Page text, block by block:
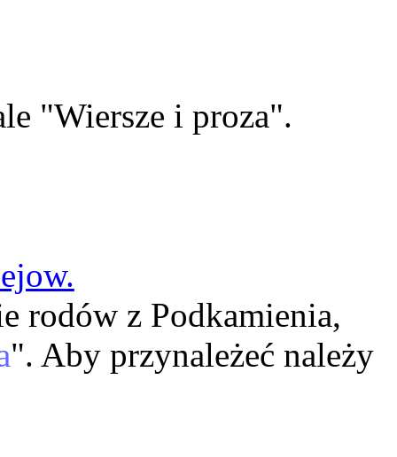
"Wiersze i proza".
rodów z Podkamienia,
". Aby przynależeć należy